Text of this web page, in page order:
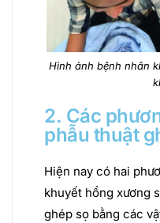
Hình ảnh bệnh nhân
2. Các
phẫu thuật
Hiện nay có hai
khuyết hổng xương
ghép sọ bằng các